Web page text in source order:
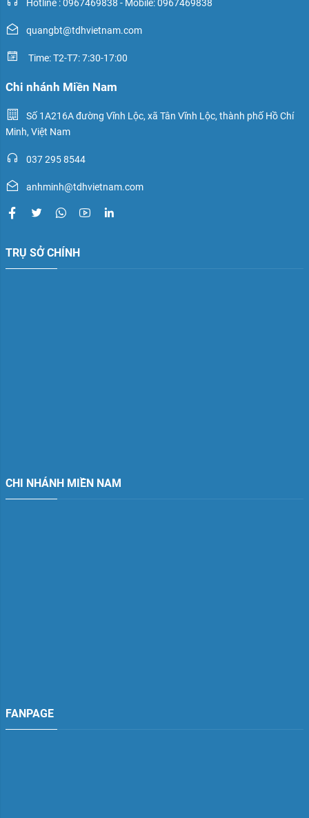
Hotline : 0967469838 - Mobile: 0967469838
quangbt@tdhvietnam.com
Time: T2-T7: 7:30-17:00
Chi nhánh Miền Nam
Số 1A216A đường Vĩnh Lộc, xã Tân Vĩnh Lộc, thành phố Hồ Chí
Minh, Việt Nam
037 295 8544
anhminh@tdhvietnam.com
TRỤ SỞ CHÍNH
CHI NHÁNH MIỀN NAM
FANPAGE